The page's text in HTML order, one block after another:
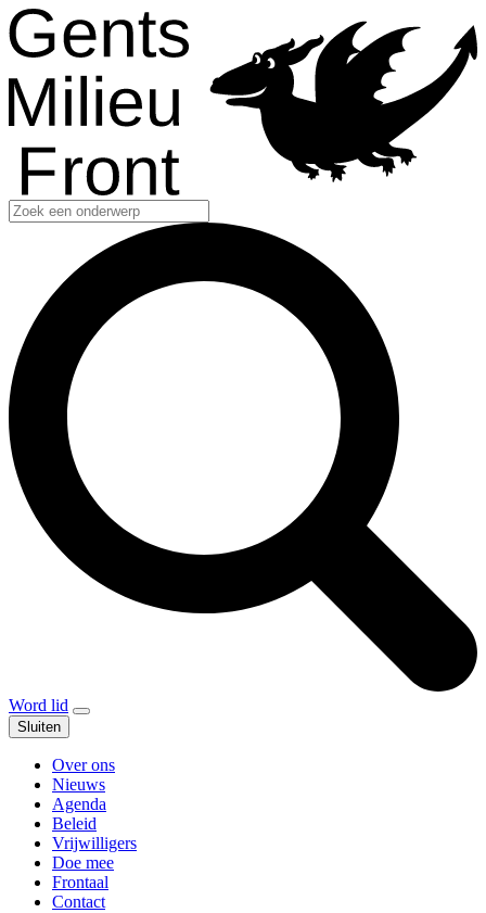
Word lid
Sluiten
Over ons
Nieuws
Agenda
Beleid
Vrijwilligers
Doe mee
Frontaal
Contact